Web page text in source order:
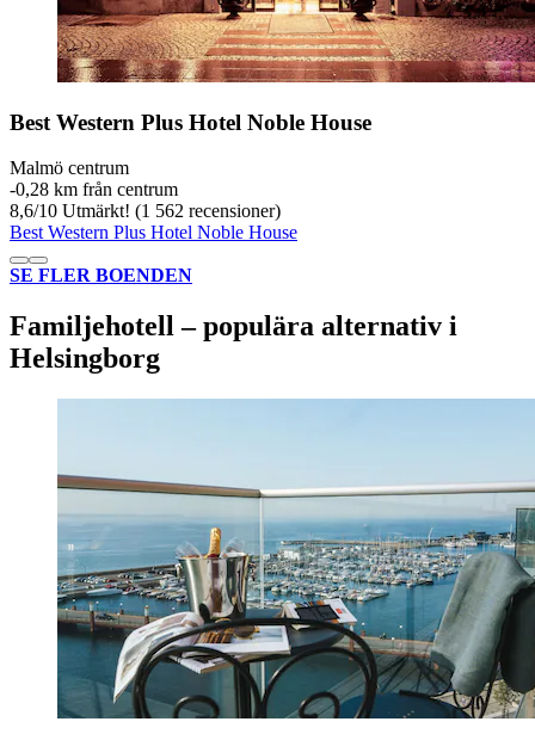
Best Western Plus Hotel Noble House
Malmö centrum
‐0,28 km från centrum
8,6/10 Utmärkt! (1 562 recensioner)
Best Western Plus Hotel Noble House
SE FLER BOENDEN
Familjehotell – populära alternativ i
Helsingborg